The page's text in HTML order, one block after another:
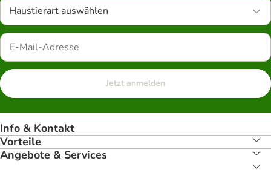
Haustierart auswählen
Jetzt anmelden
Info & Kontakt
Vorteile
Angebote & Services